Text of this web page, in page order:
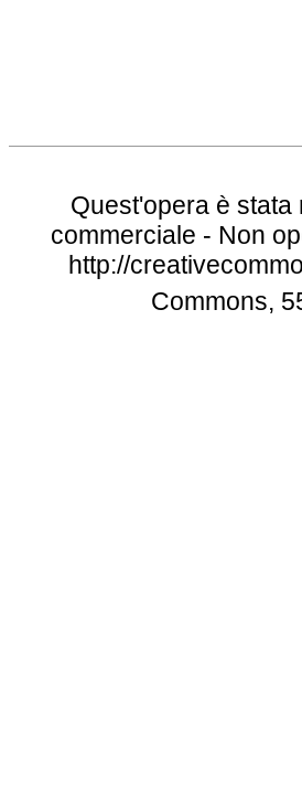
Quest'opera è
commerciale - Non
http://
Commons,